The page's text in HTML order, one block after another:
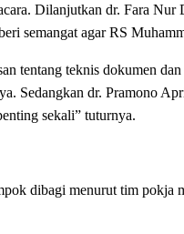
Dilanjutkan dr. Fara
semangat agar RS
tentang teknis dokumen
Sedangkan dr. Pramono
sekali” tuturnya.
dibagi menurut tim pokja